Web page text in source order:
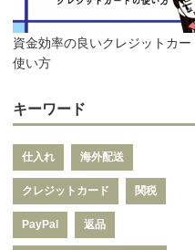
資金効率の良いクレジットカー
使い方
キーワード
仕入れ 海外配送
クレジットカード 関税
PayPal 返品